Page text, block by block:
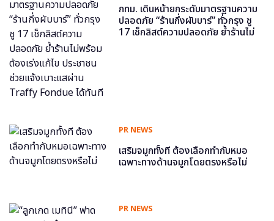
กทม. เดินหน้ายกระดับมาตรฐานความ
ปลอดภัย “ร้านกึ่งผับบาร์” ทั่วกรุง ชู
17 เช็กลิสต์ความปลอดภัย ย้ำร้านไม่
PR NEWS
เสริมจมูกทั้งที ต้องเลือกทำกับหมอ
เฉพาะทางด้านจมูกโดยตรงหรือไม่
PR NEWS